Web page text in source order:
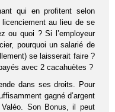
qui en profitent selon
au lieu de se
ou quoi ? Si l’employeur
pourquoi un salarié de
se laisserait faire ?
avec 2 cacahuètes ?
dans ses droits. Pour
gagné d’argent
Son Bonus, il peut